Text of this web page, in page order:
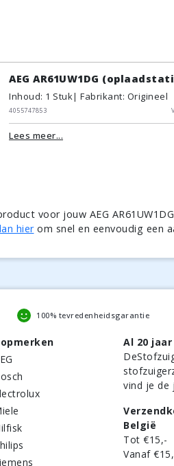
AEG AR61UW1DG
Inhoud: 1 Stuk| Fabrikant: Origineel
4055747853
Lees meer...
voor jouw AEG
hierom snel en eenvoudig een
100% tevredenheidsgarantie
Al 20
vind je de
België
Tot €15,-
Vanaf